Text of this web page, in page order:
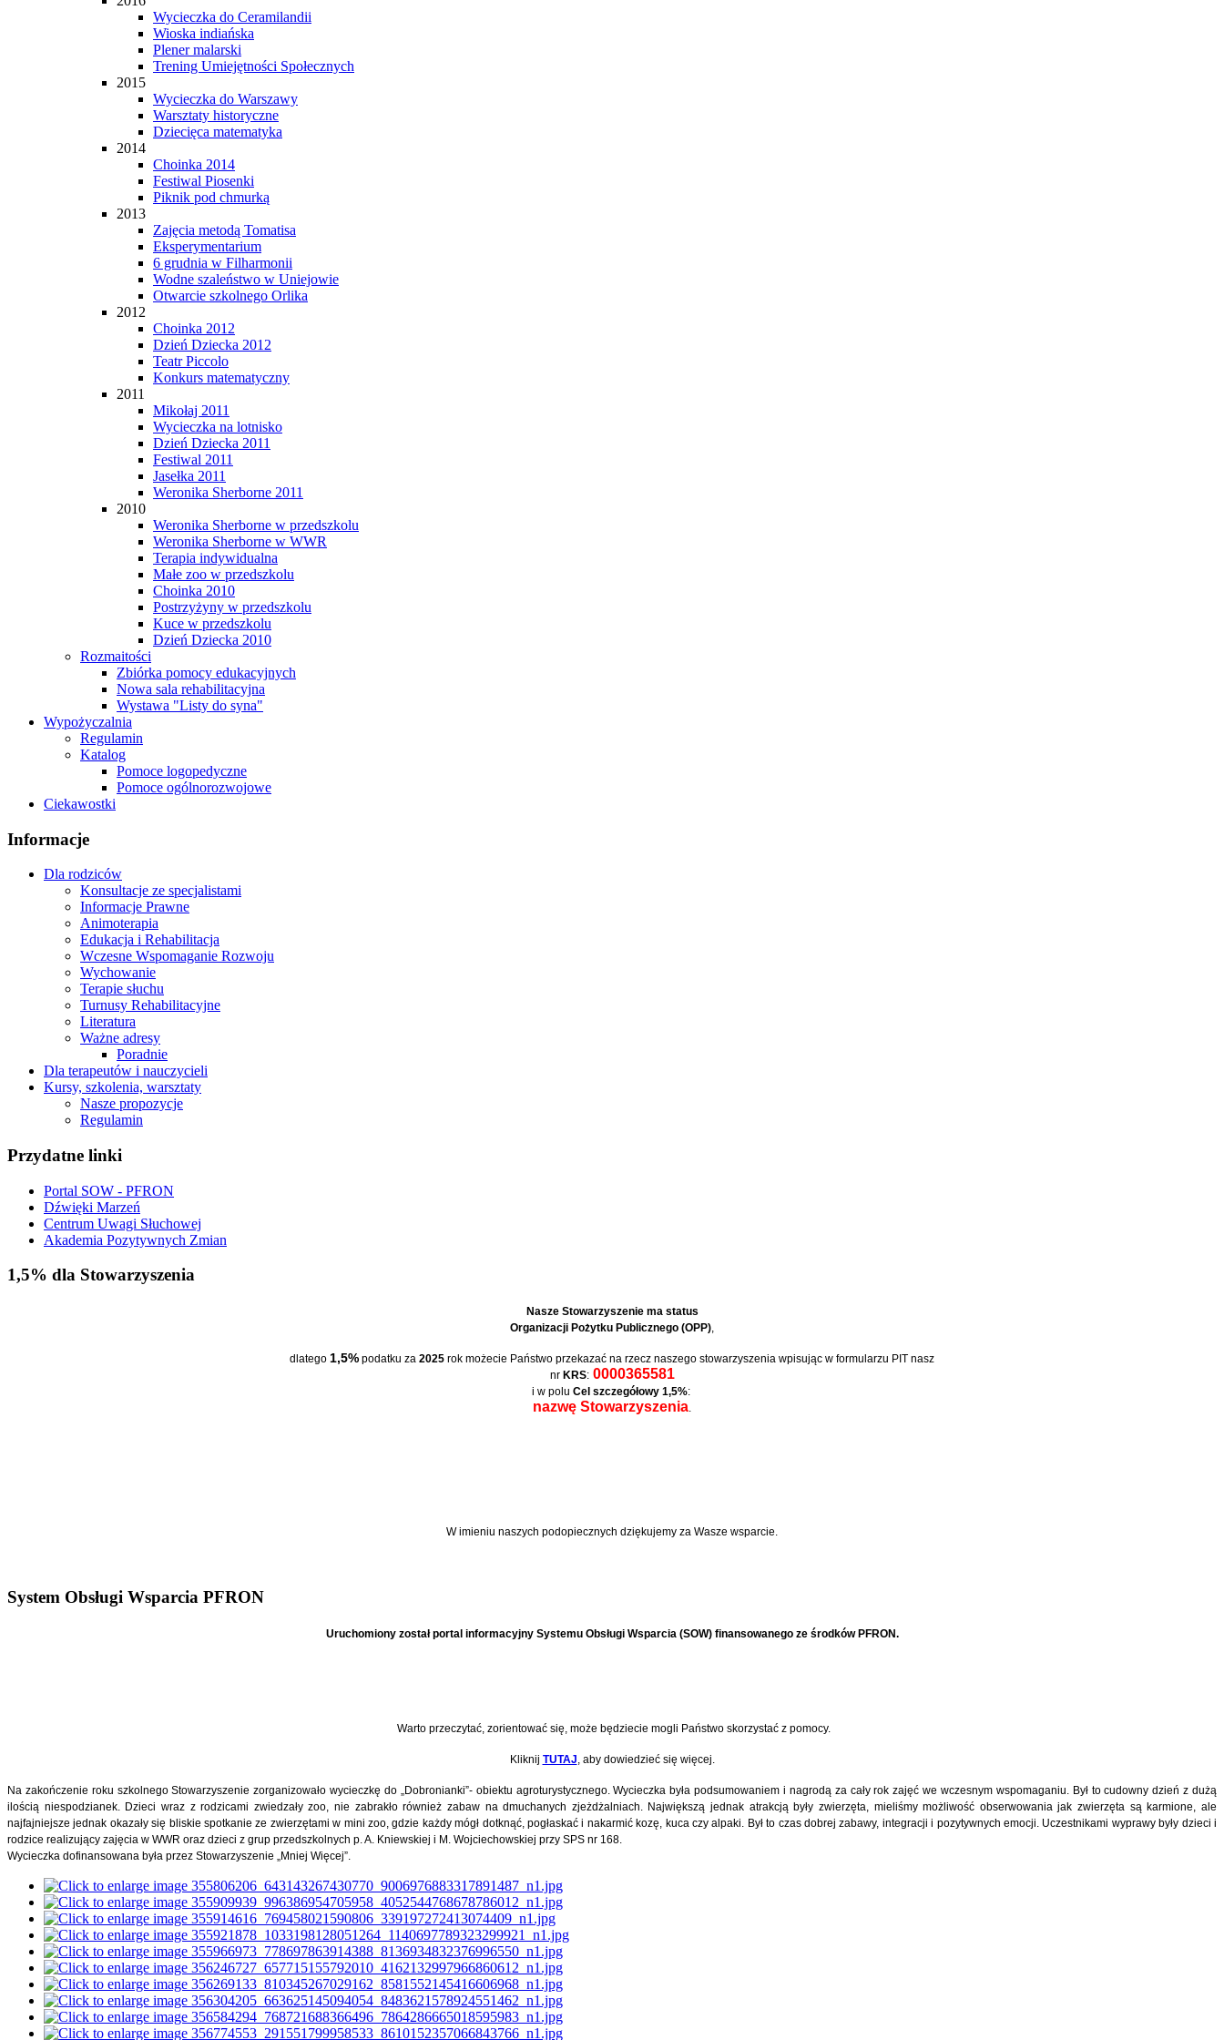
Wycieczka do Ceramilandii
Wioska indiańska
Plener malarski
Trening Umiejętności Społecznych
2015
Wycieczka do Warszawy
Warsztaty historyczne
Dziecięca matematyka
2014
Choinka 2014
Festiwal Piosenki
Piknik pod chmurką
2013
Zajęcia metodą Tomatisa
Eksperymentarium
6 grudnia w Filharmonii
Wodne szaleństwo w Uniejowie
Otwarcie szkolnego Orlika
2012
Choinka 2012
Dzień Dziecka 2012
Teatr Piccolo
Konkurs matematyczny
2011
Mikołaj 2011
Wycieczka na lotnisko
Dzień Dziecka 2011
Festiwal 2011
Jasełka 2011
Weronika Sherborne 2011
2010
Weronika Sherborne w przedszkolu
Weronika Sherborne w WWR
Terapia indywidualna
Małe zoo w przedszkolu
Choinka 2010
Postrzyżyny w przedszkolu
Kuce w przedszkolu
Dzień Dziecka 2010
Rozmaitości
Zbiórka pomocy edukacyjnych
Nowa sala rehabilitacyjna
Wystawa "Listy do syna"
Wypożyczalnia
Regulamin
Katalog
Pomoce logopedyczne
Pomoce ogólnorozwojowe
Ciekawostki
Informacje
Dla rodziców
Konsultacje ze specjalistami
Informacje Prawne
Animoterapia
Edukacja i Rehabilitacja
Wczesne Wspomaganie Rozwoju
Wychowanie
Terapie słuchu
Turnusy Rehabilitacyjne
Literatura
Ważne adresy
Poradnie
Dla terapeutów i nauczycieli
Kursy, szkolenia, warsztaty
Nasze propozycje
Regulamin
Przydatne linki
Portal SOW - PFRON
Dźwięki Marzeń
Centrum Uwagi Słuchowej
Akademia Pozytywnych Zmian
1,5% dla Stowarzyszenia
Nasze Stowarzyszenie ma status
Organizacji Pożytku Publicznego (OPP),
dlatego 1,5% podatku za 2025 rok możecie Państwo przekazać na rzecz naszego stowarzyszenia wpisując w formularzu PIT nasz
nr KRS:0000365581
i w polu Cel szczegółowy 1,5%:
nazwę Stowarzyszenia.
W imieniu naszych podopiecznych dziękujemy za Wasze wsparcie.
System Obsługi Wsparcia PFRON
Uruchomiony został portal informacyjny Systemu Obsługi Wsparcia (SOW) finansowanego ze środków PFRON.
Warto przeczytać, zorientować się, może będziecie mogli Państwo skorzystać z pomocy.
Kliknij TUTAJ , aby dowiedzieć się więcej.
Na zakończenie roku szkolnego Stowarzyszenie zorganizowało wycieczkę do „ Dobronianki”- obiektu agroturystycznego. Wycieczka była podsumowaniem i nagrodą za cały rok zajęć we wczesnym wspomaganiu. Był to cudowny dzień z dużą
ilością niespodzianek. Dzieci wraz z rodzicami zwiedzały zoo, nie zabrakło również zabaw na dmuchanych zjeżdżalniach. Największą jednak atrakcją były zwierzęta, mieliśmy możliwość obserwowania jak zwierzęta sąkarmione,
ale
najfajniejsze jednak okazały się bliskie spotkanie ze zwierzętami w mini zoo, gdzie każdy mógł dotknąć, pogłaskać i nakarmić kozę, kuca czy alpaki. Był to czas dobrej zabawy, integracji i pozytywnych emocji. Uczestnikami wyprawy były dzieci i
rodzice realizujący zajęcia w WWR oraz dzieci z grup przedszkolnych p. A. Kniewskiej i M. Wojciechowskiej przy SPS nr 168.
Wycieczka dofinansowana była przez Stowarzyszenie „Mniej Więcej”.